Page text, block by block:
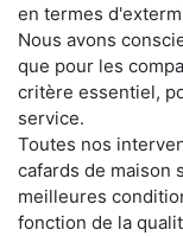
en termes
Nous avons
que pour les
critère essentiel,
service.
Toutes nos
cafards de maison
meilleures
fonction de la